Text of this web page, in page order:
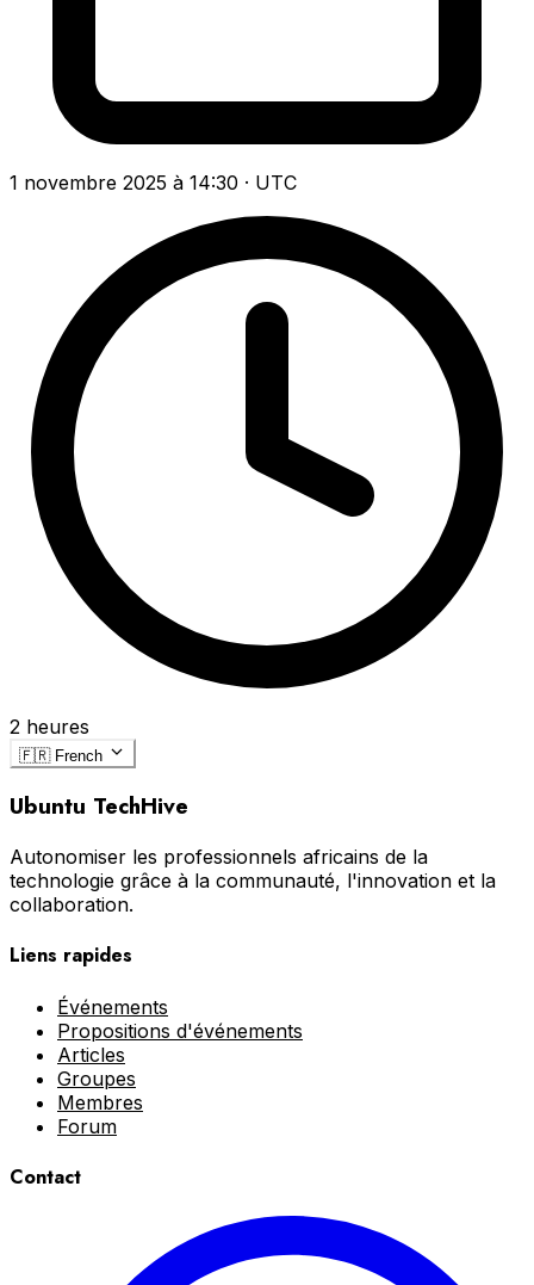
1 novembre 2025 à 14:30 · UTC
2 heures
🇫🇷 French
Ubuntu TechHive
Autonomiser les professionnels africains de la
technologie grâce à la communauté, l'innovation et la
collaboration.
Liens rapides
Événements
Propositions d'événements
Articles
Groupes
Membres
Forum
Contact